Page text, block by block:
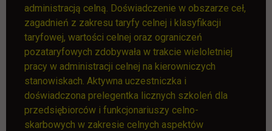
administracją celną. Doświadczenie w obszarze ceł,
zagadnień z zakresu taryfy celnej i klasyfikacji
taryfowej, wartości celnej oraz ograniczeń
pozataryfowych zdobywała w trakcie wieloletniej
pracy w administracji celnej na kierowniczych
stanowiskach. Aktywna uczestniczka i
doświadczona prelegentka licznych szkoleń dla
przedsiębiorców i funkcjonariuszy celno-
skarbowych w zakresie celnych aspektów